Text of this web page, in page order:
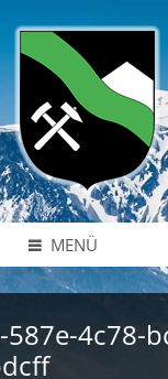
MENÜ
587e-4c78-